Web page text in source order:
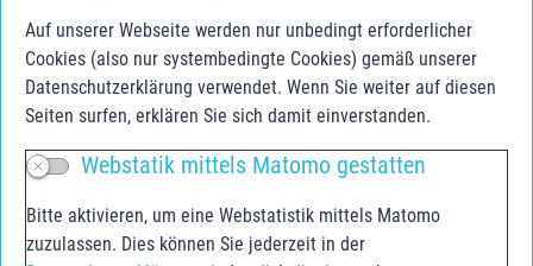
Auf unserer Webseite werden nur unbedingt erforderlicher
Cookies (also nur systembedingte Cookies) gemäß unserer
Datenschutzerklärung verwendet. Wenn Sie weiter auf diesen
Seiten surfen, erklären Sie sich damit einverstanden.
Webstatik mittels Matomo gestatten
Bitte aktivieren, um eine Webstatistik mittels Matomo
zuzulassen. Dies können Sie jederzeit in der
Jugendberufsagentur Anhalt-Bitterfeld
Jugend.Berufs.Zentrum Dessau-Roßlau
Social Media
Facebook
Instagram